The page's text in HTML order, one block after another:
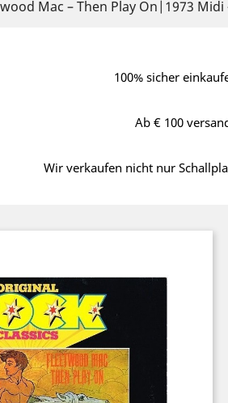
Mac ‎– Then Play On|1973 Midi
100% sicher
Ab € 100
Wir verkaufen nicht nur